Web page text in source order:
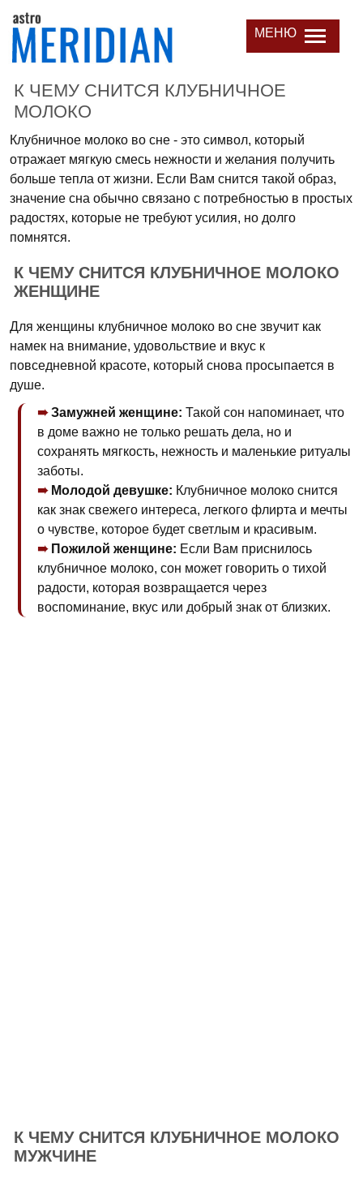
МЕНЮ
К ЧЕМУ СНИТСЯ КЛУБНИЧНОЕ
МОЛОКО
Клубничное молоко во сне - это символ, который
отражает мягкую смесь нежности и желания получить
больше тепла от жизни. Если Вам снится такой образ,
значение сна обычно связано с потребностью в простых
радостях, которые не требуют усилия, но долго
помнятся.
К ЧЕМУ СНИТСЯ КЛУБНИЧНОЕ МОЛОКО
ЖЕНЩИНЕ
Для женщины клубничное молоко во сне звучит как
намек на внимание, удовольствие и вкус к
повседневной красоте, который снова просыпается в
душе.
Замужней женщине: Такой сон напоминает, что
в доме важно не только решать дела, но и
сохранять мягкость, нежность и маленькие ритуалы
заботы.
Молодой девушке: Клубничное молоко снится
как знак свежего интереса, легкого флирта и мечты
о чувстве, которое будет светлым и красивым.
Пожилой женщине: Если Вам приснилось
клубничное молоко, сон может говорить о тихой
радости, которая возвращается через
воспоминание, вкус или добрый знак от близких.
К ЧЕМУ СНИТСЯ КЛУБНИЧНОЕ МОЛОКО
МУЖЧИНЕ